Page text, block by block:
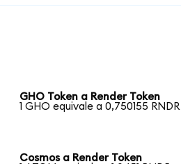
GHO Token a Render Token
1 GHO equivale a 0,750155 RNDR
Cosmos a Render Token